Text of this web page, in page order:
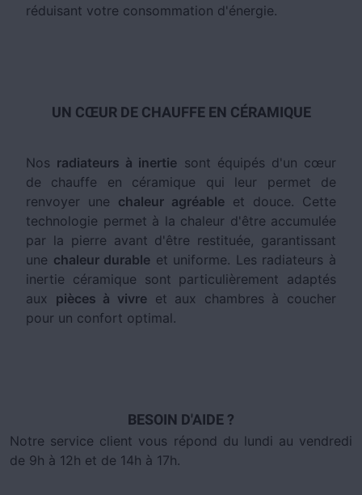
réduisant votre consommation d'énergie.
UN CŒUR DE CHAUFFE EN CÉRAMIQUE
Nos radiateurs à inertie sont équipés d'un cœur
de chauffe en céramique qui leur permet de
renvoyer une chaleur agréable et douce. Cette
technologie permet à la chaleur d'être accumulée
par la pierre avant d'être restituée, garantissant
une chaleur durable et uniforme. Les radiateurs à
inertie céramique sont particulièrement adaptés
aux pièces à vivreet aux chambres à coucher
pour un confort optimal.
BESOIN D'AIDE ?
Notre service client vous répond du lundi au vendredi
de 9h à 12h et de 14h à 17h.